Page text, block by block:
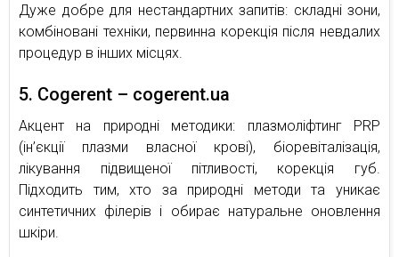
Дуже добре для нестандартних запитів: складні зони,
комбіновані техніки, первинна корекція після невдалих
процедур в інших місцях.
5. Cogerent – cogerent.ua
Акцент на природні методики: плазмоліфтинг PRP
(ін’єкції плазми власної крові), біоревіталізація,
лікування підвищеної пітливості, корекція губ.
Підходить тим, хто за природні методи та уникає
синтетичних філерів і обирає натуральне оновлення
шкіри.